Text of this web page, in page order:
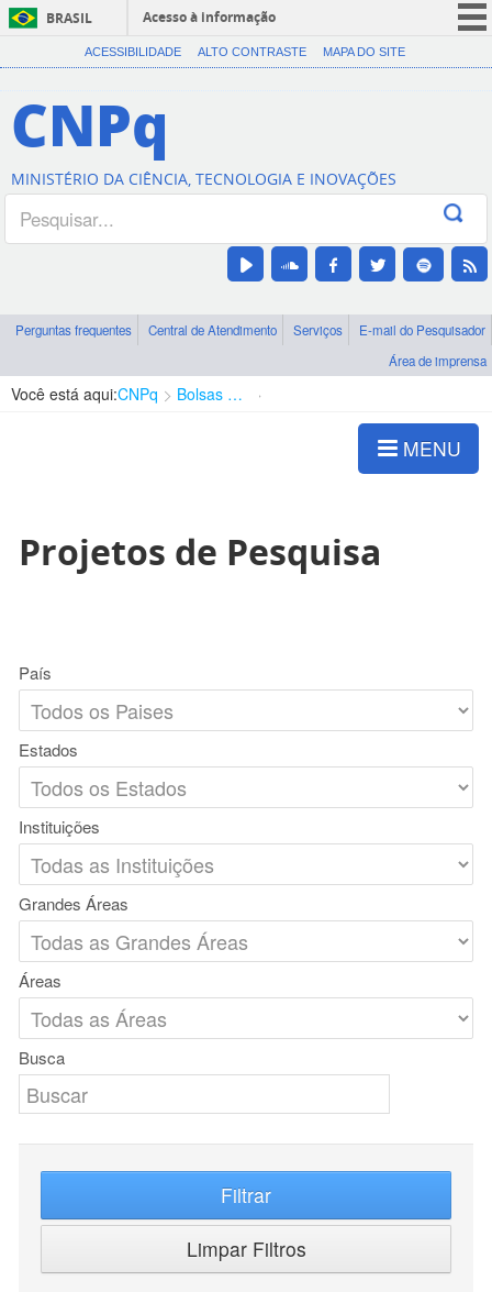
BRASIL
Acesso à informação
CORONAVÍRUS (COVID-19)
Canais
ACESSIBILIDADE ALTO CONTRASTE MAPA DO SITE
CNPq
MINISTÉRIO DA CIÊNCIA, TECNOLOGIA E INOVAÇÕES
Perguntas frequentes Central de Atendimento Serviços
E-mail do Pesquisador
Área de imprensa
Você está aqui:CNPq Bolsas e Auxílios Vigentes
MENU
Projetos de Pesquisa
País
Estados
Instituições
Grandes Áreas
Áreas
Busca
Filtrar
Limpar Filtros